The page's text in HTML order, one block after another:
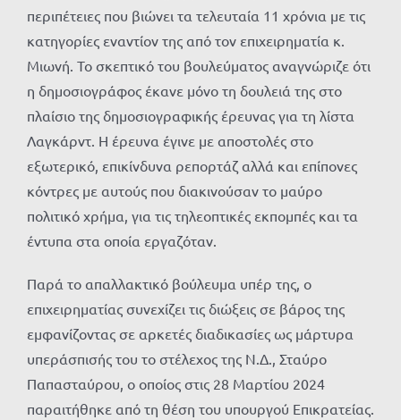
περιπέτειες που βιώνει τα τελευταία 11 χρόνια με τις
κατηγορίες εναντίον της από τον επιχειρηματία κ.
Μιωνή. Το σκεπτικό του βουλεύματος αναγνώριζε ότι
η δημοσιογράφος έκανε μόνο τη δουλειά της στο
πλαίσιο της δημοσιογραφικής έρευνας για τη λίστα
Λαγκάρντ. Η έρευνα έγινε με αποστολές στο
εξωτερικό, επικίνδυνα ρεπορτάζ αλλά και επίπονες
κόντρες με αυτούς που διακινούσαν το μαύρο
πολιτικό χρήμα, για τις τηλεοπτικές εκπομπές και τα
έντυπα στα οποία εργαζόταν.
Παρά το απαλλακτικό βούλευμα υπέρ της, ο
επιχειρηματίας συνεχίζει τις διώξεις σε βάρος της
εμφανίζοντας σε αρκετές διαδικασίες ως μάρτυρα
υπεράσπισής του το στέλεχος της Ν.Δ., Σταύρο
Παπασταύρου, ο οποίος στις 28 Μαρτίου 2024
παραιτήθηκε από τη θέση του υπουργού Επικρατείας.